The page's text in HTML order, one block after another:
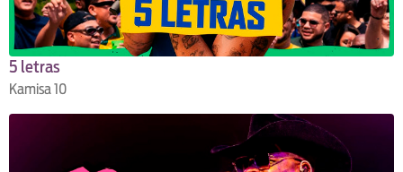
5 letras
Kamisa 10